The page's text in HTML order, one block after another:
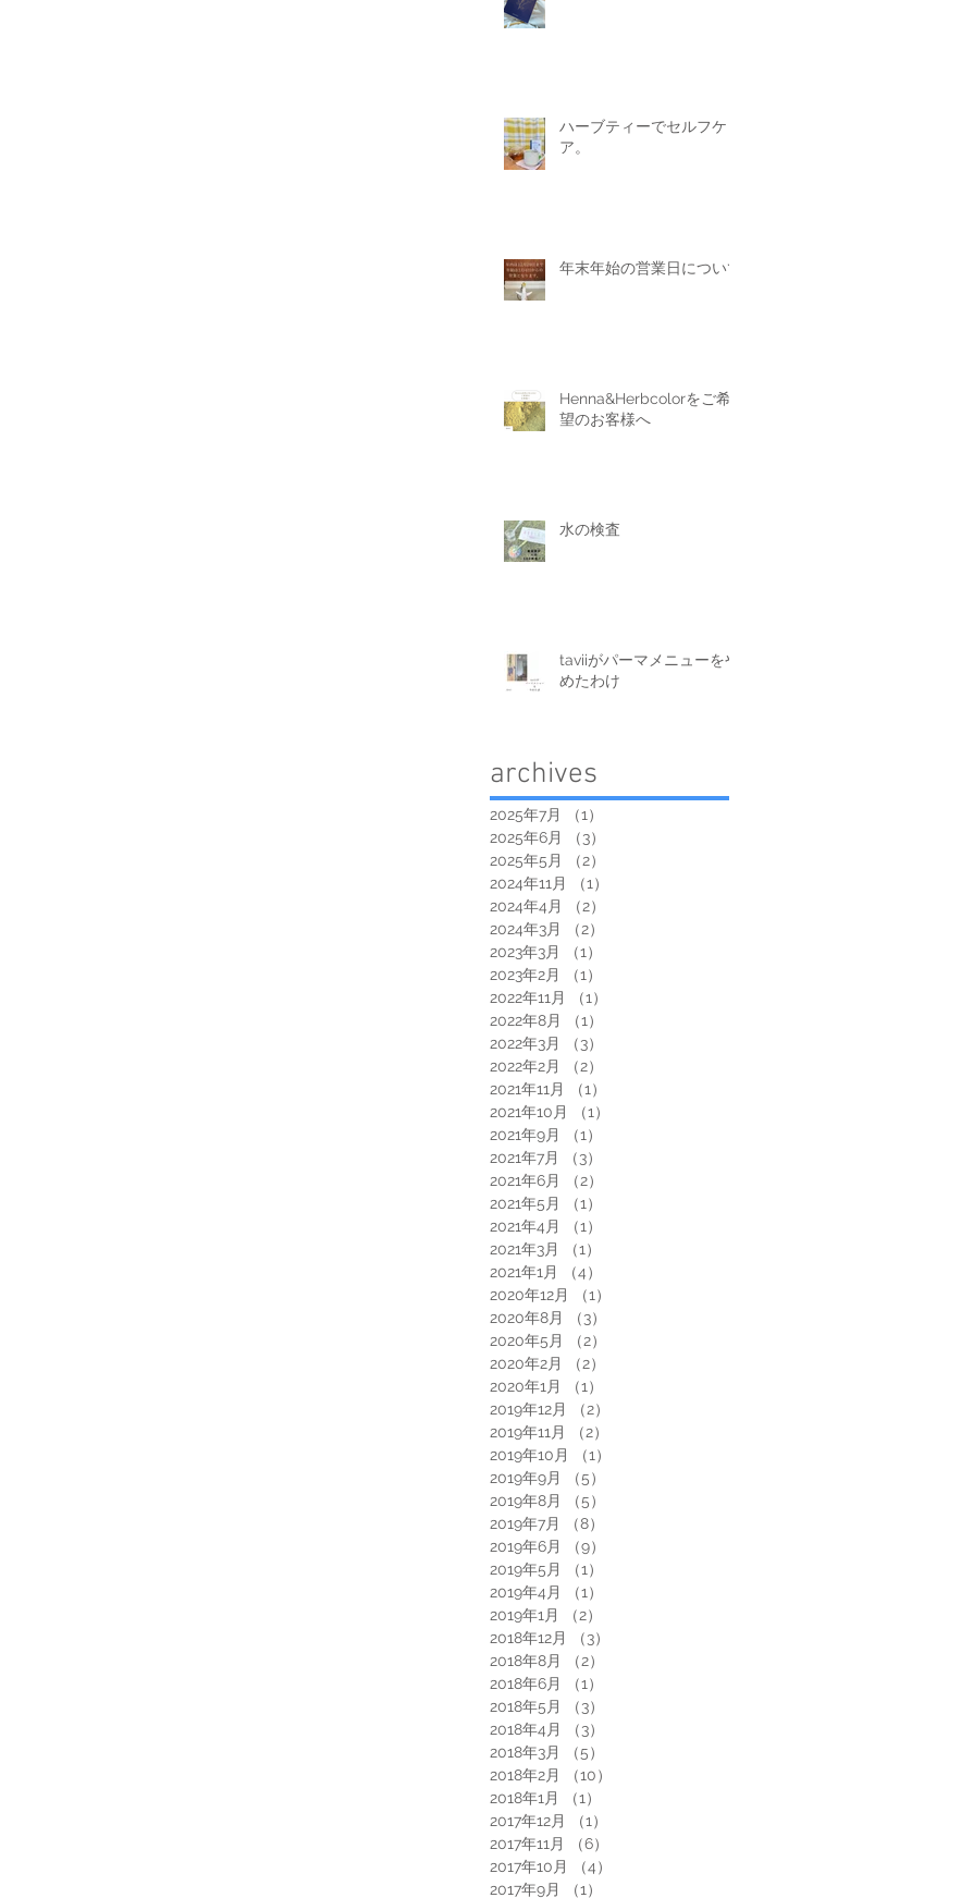
ハーブティーでセルフケ
ア。
年末年始の営業日について
Henna&Herbcolorをご希
望のお客様へ
水の検査
taviiがパーマメニューをや
めたわけ
archives
2025年7月 （1）
2025年6月
（3）
2025年5月
（2）
2024年11月
（1）
2024年4月
（2）
2024年3月
（2）
2023年3月
（1）
2023年2月
（1）
2022年11月
（1）
2022年8月
（1）
2022年3月
（3）
2022年2月
（2）
2021年11月
（1）
2021年10月
（1）
2021年9月
（1）
2021年7月
（3）
2021年6月
（2）
2021年5月
（1）
2021年4月
（1）
2021年3月
（1）
2021年1月
（4）
2020年12月
（1）
2020年8月
（3）
2020年5月
（2）
2020年2月
（2）
2020年1月
（1）
2019年12月
（2）
2019年11月
（2）
2019年10月
（1）
2019年9月
（5）
2019年8月
（5）
2019年7月
（8）
2019年6月
（9）
2019年5月
（1）
2019年4月
（1）
2019年1月
（2）
2018年12月
（3）
2018年8月
（2）
2018年6月
（1）
2018年5月
（3）
2018年4月
（3）
2018年3月
（5）
2018年2月
（10）
2018年1月
（1）
2017年12月
（1）
2017年11月
（6）
2017年10月
（4）
2017年9月
（1）